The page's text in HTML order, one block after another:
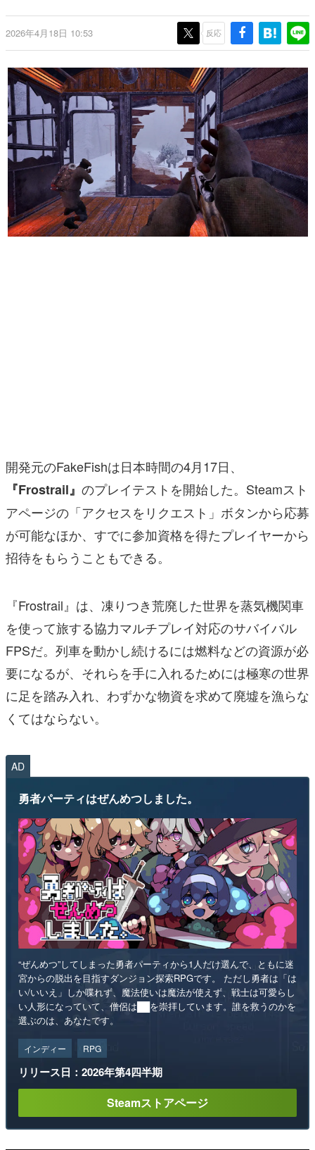
一先生によるゲーム業界レポートマンガです。
なんでゲームは面白い？
具体的な形から解き明かしていく、硬派で骨太な評論連載
です。
ゲームが変えた日本語
「経験値」「裏技」「ラスボス」… ゲームにまつわる言葉
の起源や用法の変遷を、コンピューター文化史研究家・タ
イニーP氏が徹底調査。
カテゴリ
特集記事
マンガ
2026年4月18日 10:53 反応
開発元のFakeFishは日本時間の4月17日、
『Frostrail』 のプレイテストを開始した。Steamスト
アページの「アクセスをリクエスト」ボタンから応募
が可能なほか、すでに参加資格を得たプレイヤーから
招待をもらうこともできる。
『Frostrail』は、凍りつき荒廃した世界を蒸気機関車
を使って旅する協力マルチプレイ対応のサバイバル
FPSだ。列車を動かし続けるには燃料などの資源が必
要になるが、それらを手に入れるためには極寒の世界
に足を踏み入れ、わずかな物資を求めて廃墟を漁らな
くてはならない。
AD
勇者パーティはぜんめつしました。
“ぜんめつ”してしまった勇者パーティから1人だけ選んで、ともに迷
宮からの脱出を目指すダンジョン探索RPGです。 ただし勇者は「は
い/いいえ」しか喋れず、魔法使いは魔法が使えず、戦士は可愛らし
い人形になっていて、僧侶は██を崇拝しています。誰を救うのかを
選ぶのは、あなたです。
インディー RPG
リリース日：2026年第4四半期
Steamストアページ